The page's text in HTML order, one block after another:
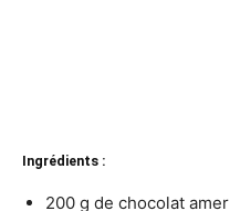
Ingrédients :
200 g de chocolat amer